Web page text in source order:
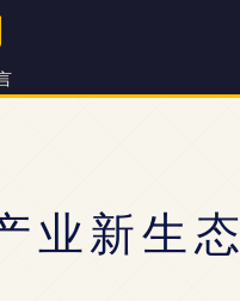
业新生态